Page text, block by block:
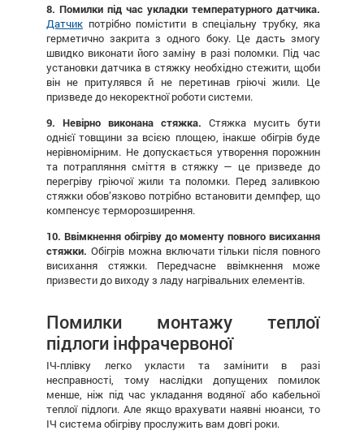
8. Помилки під час укладки температурного датчика.
Датчик потрібно помістити в спеціальну трубку, яка
герметично закрита з одного боку. Це дасть змогу
швидко виконати його заміну в разі поломки. Під час
установки датчика в стяжку необхідно стежити, щоби
він не притулявся й не перетинав гріючі жили. Це
призведе до некоректної роботи системи.
9. Невірно виконана стяжка. Стяжка мусить бути
однієї товщини за всією площею, інакше обігрів буде
нерівномірним. Не допускається утворення порожнин
та потрапляння сміття в стяжку — це призведе до
перегріву гріючої жили та поломки. Перед заливкою
стяжки обов’язково потрібно встановити демпфер, що
компенсує терморозширення.
10. Ввімкнення обігріву до моменту повного висихання
стяжки. Обігрів можна включати тільки після повного
висихання стяжки. Передчасне ввімкнення може
призвести до виходу з ладу нагрівальних елементів.
Помилки монтажу теплої
підлоги інфрачервоної
ІЧ-плівку легко укласти та замінити в разі
несправності, тому наслідки допущених помилок
менше, ніж під час укладання водяної або кабельної
теплої підлоги. Але якщо врахувати наявні нюанси, то
ІЧ система обігріву прослужить вам довгі роки.